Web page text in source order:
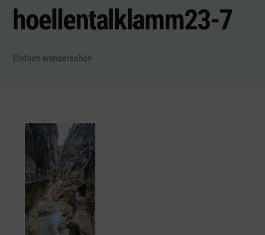
hoellentalklamm23-7
Einfach wunderschön